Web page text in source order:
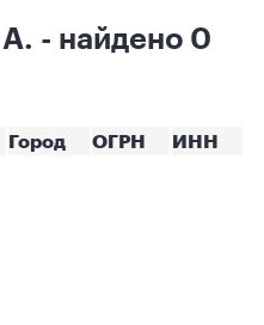
- найдено 0
Город ОГРН ИНН